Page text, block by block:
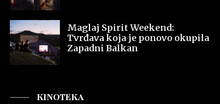
Maglaj Spirit Weekend:
Tvrđava koja je ponovo okupila
Zapadni Balkan
KINOTEKA